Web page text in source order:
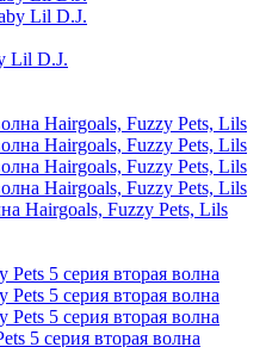
Lil D.J.
Hairgoals, Fuzzy Pets, Lils
5 серия вторая волна